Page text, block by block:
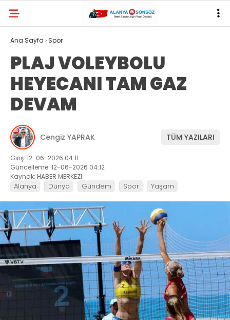
Ana Sayfa › Spor
PLAJ VOLEYBOLU
HEYECANI TAM GAZ
DEVAM
Cengiz YAPRAK TÜM YAZILARI
Giriş: 12-06-2026 04:11
Güncelleme: 12-06-2026 04:12
Kaynak: HABER MERKEZI
Alanya Dünya Gündem Spor Yaşam